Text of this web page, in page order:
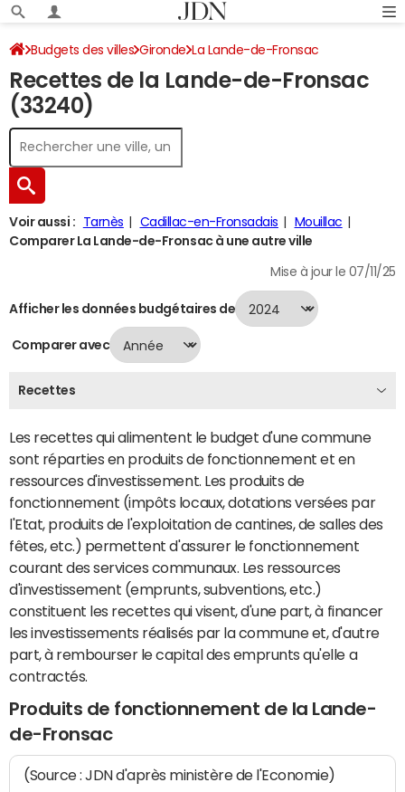
Budgets des villes Gironde La Lande-de-Fronsac
Recettes 2024
Recettes de la Lande-de-Fronsac
(33240)
Voir aussi : Tarnès Cadillac-en-Fronsadais
Mouillac
Comparer La Lande-de-Fronsac à une autre ville
Mise à jour le 07/11/25
Afficher les données budgétaires de
Comparer avec
Recettes
Les recettes qui alimentent le budget d'une commune
sont réparties en produits de fonctionnement et en
ressources d'investissement. Les produits de
fonctionnement (impôts locaux, dotations versées par
l'Etat, produits de l'exploitation de cantines, de salles des
fêtes, etc.) permettent d'assurer le fonctionnement
courant des services communaux. Les ressources
d'investissement (emprunts, subventions, etc.)
constituent les recettes qui visent, d'une part, à financer
les investissements réalisés par la commune et, d'autre
part, à rembourser le capital des emprunts qu'elle a
contractés.
Produits de fonctionnement de la Lande-
de-Fronsac
(Source : JDN d'après ministère de l'Economie)